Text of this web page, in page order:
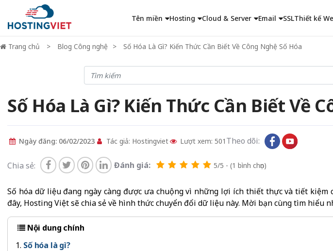
Tên miền Hosting Cloud & Server Email SSLThiết kế
Trang chủ Blog Công nghệ Số Hóa Là Gì? Kiến Thức Cần Biết Về Công Nghệ Số Hóa
Số Hóa Là Gì? Kiến Thức Cần Biết Về
Ngày đăng: 06/02/2023 Tác giả: Hostingviet Lượt xem: 501 Theo dõi:
Chia sẻ: Đánh giá: 5/5 - (1 bình chọn)
Số hóa dữ liệu đang ngày càng được ưa chuộng vì những lợi ích thiết thực và tiết kiệm
đây, Hosting Việt sẽ chia sẻ về hình thức chuyển đổi dữ liệu này. Mời bạn cùng tìm hiểu
Nội dung chính
Số hóa là gì?